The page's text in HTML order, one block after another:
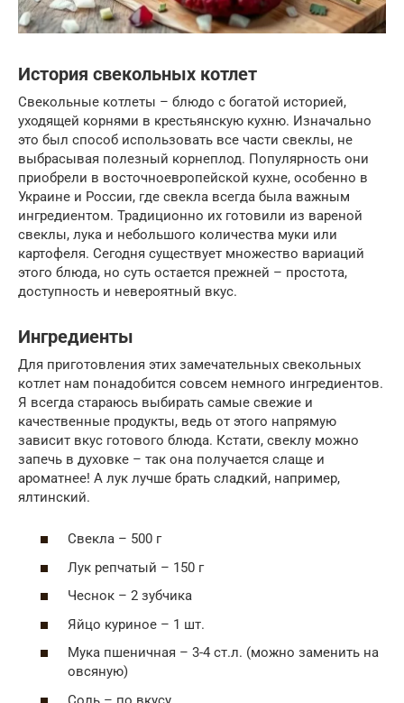
История свекольных котлет
Свекольные котлеты – блюдо с богатой историей,
уходящей корнями в крестьянскую кухню. Изначально
это был способ использовать все части свеклы, не
выбрасывая полезный корнеплод. Популярность они
приобрели в восточноевропейской кухне, особенно в
Украине и России, где свекла всегда была важным
ингредиентом. Традиционно их готовили из вареной
свеклы, лука и небольшого количества муки или
картофеля. Сегодня существует множество вариаций
этого блюда, но суть остается прежней – простота,
доступность и невероятный вкус.
Ингредиенты
Для приготовления этих замечательных свекольных
котлет нам понадобится совсем немного ингредиентов.
Я всегда стараюсь выбирать самые свежие и
качественные продукты, ведь от этого напрямую
зависит вкус готового блюда. Кстати, свеклу можно
запечь в духовке – так она получается слаще и
ароматнее! А лук лучше брать сладкий, например,
ялтинский.
Свекла – 500 г
Лук репчатый – 150 г
Чеснок – 2 зубчика
Яйцо куриное – 1 шт.
Мука пшеничная – 3-4 ст.л. (можно заменить на
овсяную)